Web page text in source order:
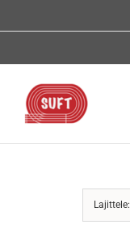
Lajittele: